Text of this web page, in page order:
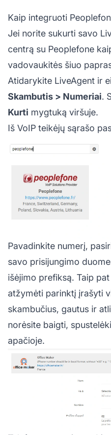
Kaip integruoti
Jei norite sukurti savo
centrą su Peoplefone
vadovaukitės šiuo
Atidarykite LiveAgent ir
Skambutis > Numeriai.
Kurti mygtuką viršuje.
Iš VoIP teikėjų sąrašo
Pavadinkite numerį,
savo prisijungimo
išėjimo prefiksą. Taip
atžymėti parinktį įrašyti
skambučius, gautus ir
norėsite baigti,
apačioje.